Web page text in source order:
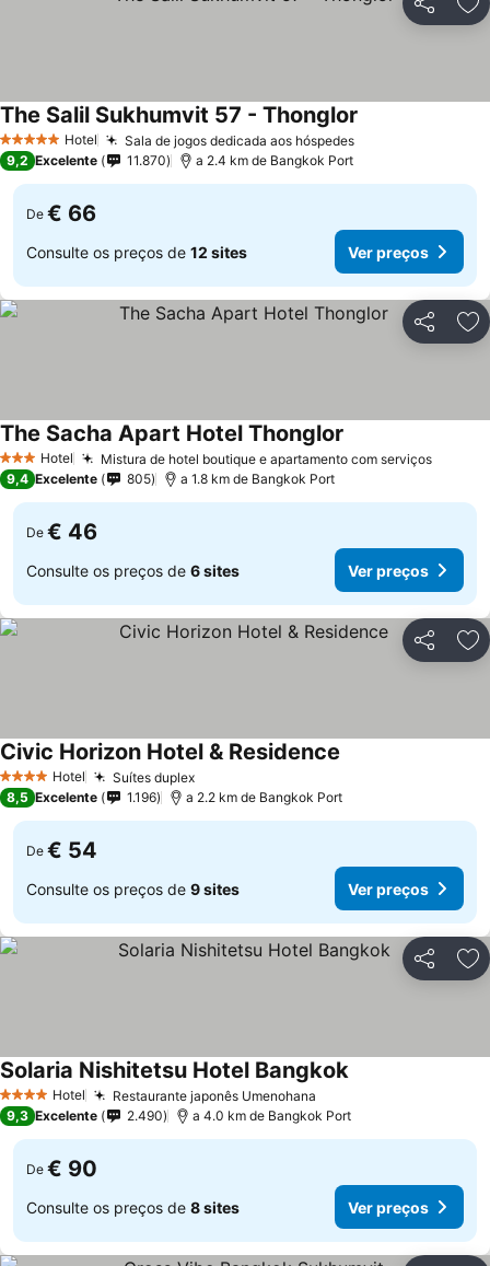
Partilhar
5 Estrelas Hotel Sala de jogos dedicada aos hóspedesVer preços
The Salil Sukhumvit 57 - Thonglor
9,2 Excelente 11.870 a 2.4 km de Bangkok Port
De € 66
Consulte os preços de 12 sites Ver preços
Partilhar
3 EstrelasHotel Mistura de hotel boutique e apartamento com serviçosVer
The Sacha Apart Hotel Thonglor
9,4 Excelente 805 a 1.8 km de Bangkok Port
De € 46
Consulte os preços de 6 sites Ver preços
Partilhar
4 EstrelasHotel Suítes duplexVer preços
Civic Horizon Hotel & Residence
8,5 Excelente 1.196 a 2.2 km de Bangkok Port
De € 54
Consulte os preços de 9 sites Ver preços
Partilhar
4 EstrelasHotel Restaurante japonês Umenohana
Solaria Nishitetsu Hotel BangkokVer preços
9,3 Excelente 2.490 a 4.0 km de Bangkok Port
De € 90
Consulte os preços de 8 sites Ver preços